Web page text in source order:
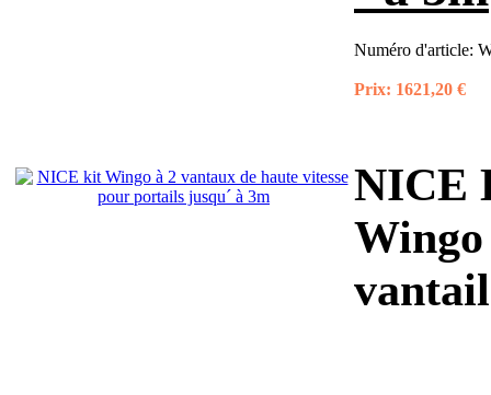
Numéro d'article:
Prix: 1621,20 €
NICE
Wingo